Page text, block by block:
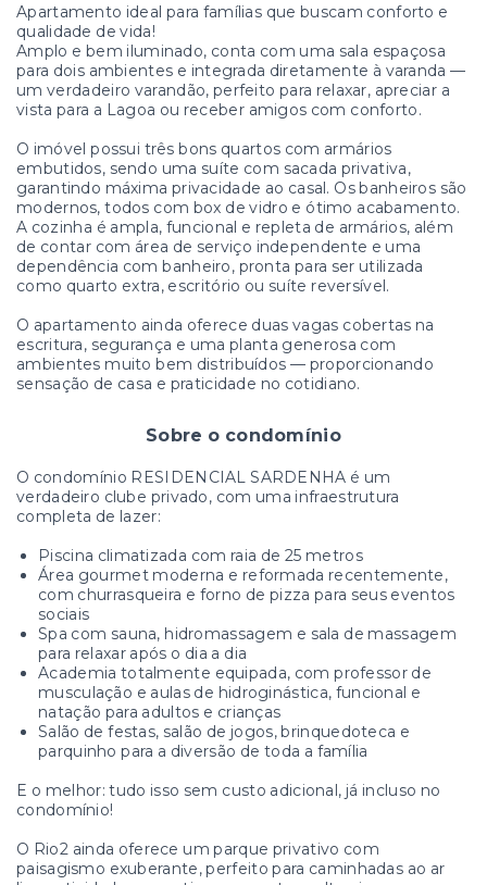
Apartamento ideal para famílias que buscam conforto e
qualidade de vida!
Amplo e bem iluminado, conta com uma sala espaçosa
para dois ambientes e integrada diretamente à varanda —
um verdadeiro varandão, perfeito para relaxar, apreciar a
vista para a Lagoa ou receber amigos com conforto.
O imóvel possui três bons quartos com armários
embutidos, sendo uma suíte com sacada privativa,
garantindo máxima privacidade ao casal. Os banheiros são
modernos, todos com box de vidro e ótimo acabamento.
A cozinha é ampla, funcional e repleta de armários, além
de contar com área de serviço independente e uma
dependência com banheiro, pronta para ser utilizada
como quarto extra, escritório ou suíte reversível.
O apartamento ainda oferece duas vagas cobertas na
escritura, segurança e uma planta generosa com
ambientes muito bem distribuídos — proporcionando
sensação de casa e praticidade no cotidiano.
Sobre o condomínio
O condomínio RESIDENCIAL SARDENHA é um
verdadeiro clube privado, com uma infraestrutura
completa de lazer:
Piscina climatizada com raia de 25 metros
Área gourmet moderna e reformada recentemente,
com churrasqueira e forno de pizza para seus eventos
sociais
Spa com sauna, hidromassagem e sala de massagem
para relaxar após o dia a dia
Academia totalmente equipada, com professor de
musculação e aulas de hidroginástica, funcional e
natação para adultos e crianças
Salão de festas, salão de jogos, brinquedoteca e
parquinho para a diversão de toda a família
E o melhor: tudo isso sem custo adicional, já incluso no
condomínio!
O Rio2 ainda oferece um parque privativo com
paisagismo exuberante, perfeito para caminhadas ao ar